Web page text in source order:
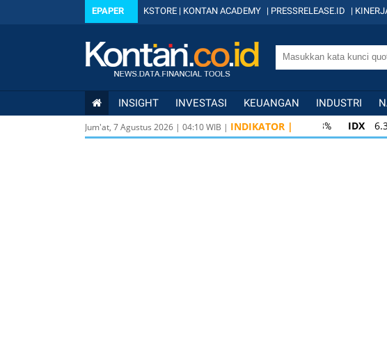
EPAPER KSTORE | KONTAN ACADEMY | PRESSRELEASE.ID |
INSIGHT INVESTASI KEUANGAN INDUSTRI
Jum'at, 7 Agustus 2026 | 04:10WIB | INDIKATOR | IDX